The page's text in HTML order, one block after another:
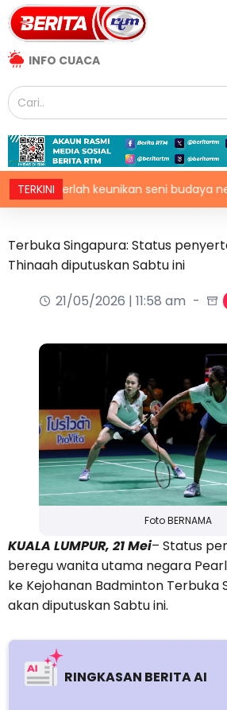
INFO CUACA
TERKINI
serlah keunikan seni budaya negeri
Terbuka Singapura: Status
Thinaah diputuskan Sabtu ini
21/05/2026 | 11:58 am
Foto BERNAMA
KUALA LUMPUR, 21 Mei– Status
beregu wanita utama negara
ke Kejohanan Badminton Terbuka
akan diputuskan Sabtu ini.
RINGKASAN BERITA AI